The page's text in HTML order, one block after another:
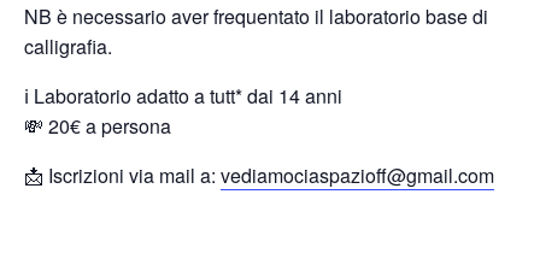
NB è necessario aver frequentato il laboratorio base di
calligrafia.
ℹ️ Laboratorio adatto a tutt* dai 14 anni
💸 20€ a persona
📩 Iscrizioni via mail a: vediamociaspazioff@gmail.com